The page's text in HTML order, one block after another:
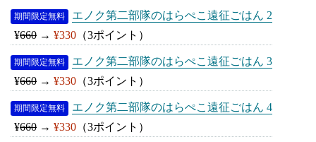
期間限定無料
エノク第二部隊のはらぺこ遠征ごはん 2
¥660 → ¥330 （3ポイント）
期間限定無料
エノク第二部隊のはらぺこ遠征ごはん 3
¥660 → ¥330 （3ポイント）
期間限定無料
エノク第二部隊のはらぺこ遠征ごはん 4
¥660 → ¥330 （3ポイント）